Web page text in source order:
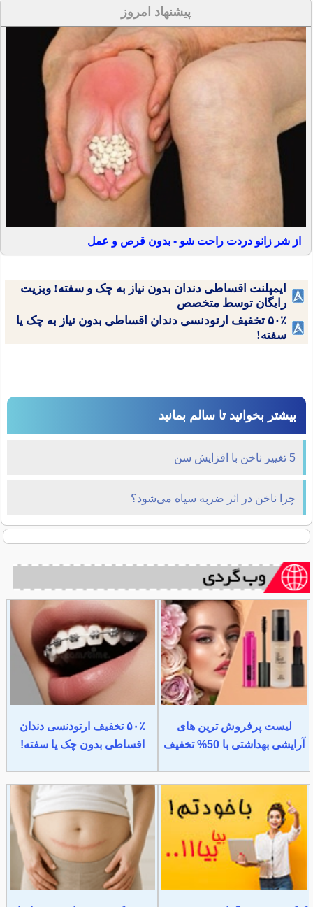
پیشنهاد امروز
از شر زانو دردت راحت شو - بدون قرص و عمل
ایمپلنت اقساطی دندان بدون نیاز به چک و سفته! ویزیت
رایگان توسط متخصص
۵۰٪ تخفیف ارتودنسی دندان اقساطی بدون نیاز به چک یا
سفته!
بیشتر بخوانید تا سالم بمانید
5 تغییر ناخن با افزایش سن
چرا ناخن در اثر ضربه سیاه می‌شود؟
لیست پرفروش ترین های
آرایشی بهداشتی با 50% تخفیف
۵۰٪ تخفیف ارتودنسی دندان
اقساطی بدون چک یا سفته!